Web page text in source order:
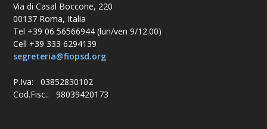
Via di Casal Boccone, 220
00137 Roma, Italia
Tel +39 06 56566944 (lun/ven 9/12.00)
Cell +39 333 6294139
segreteria@fiopsd.org
P.Iva: 03852830102
Cod.Fisc.: 98039420173